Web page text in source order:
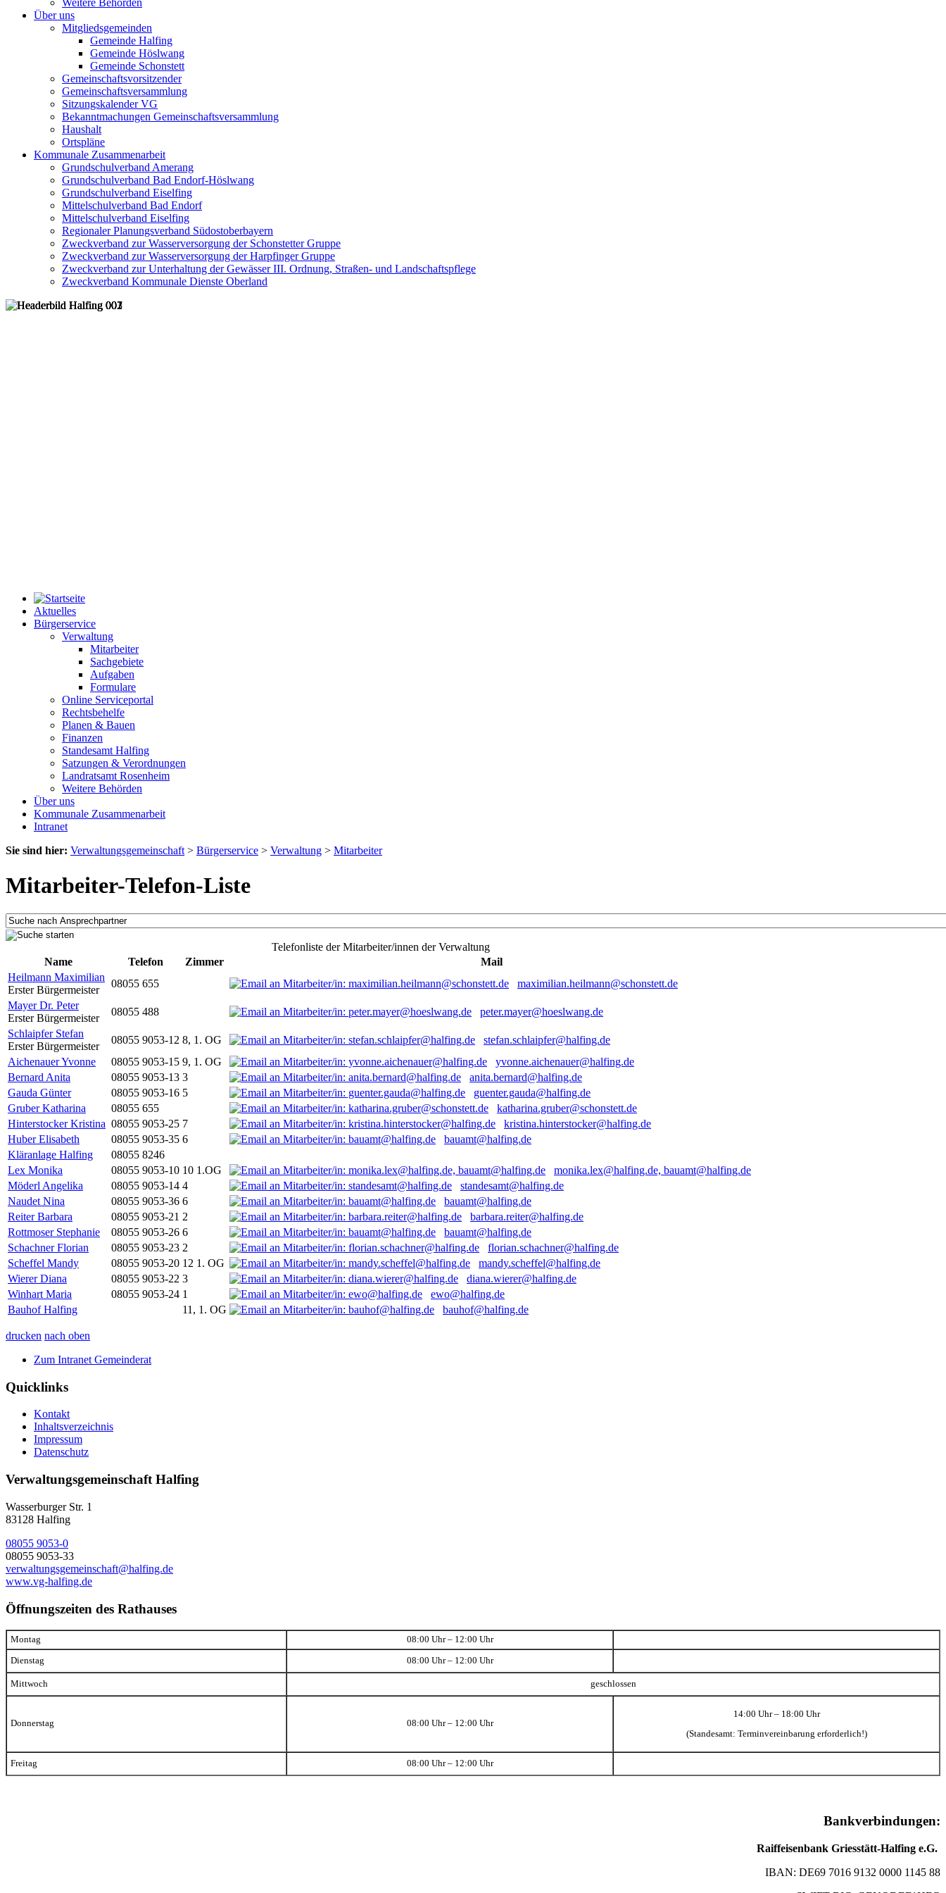
Weitere Behörden
Über uns
Mitgliedsgemeinden
Gemeinde Halfing
Gemeinde Höslwang
Gemeinde Schonstett
Gemeinschaftsvorsitzender
Gemeinschaftsversammlung
Sitzungskalender VG
Bekanntmachungen Gemeinschaftsversammlung
Haushalt
Ortspläne
Kommunale Zusammenarbeit
Grundschulverband Amerang
Grundschulverband Bad Endorf-Höslwang
Grundschulverband Eiselfing
Mittelschulverband Bad Endorf
Mittelschulverband Eiselfing
Regionaler Planungsverband Südostoberbayern
Zweckverband zur Wasserversorgung der Schonstetter Gruppe
Zweckverband zur Wasserversorgung der Harpfinger Gruppe
Zweckverband zur Unterhaltung der Gewässer III. Ordnung, Straßen- und Landschaftspflege
Zweckverband Kommunale Dienste Oberland
Aktuelles
Bürgerservice
Verwaltung
Mitarbeiter
Sachgebiete
Aufgaben
Formulare
Online Serviceportal
Rechtsbehelfe
Planen & Bauen
Finanzen
Standesamt Halfing
Satzungen & Verordnungen
Landratsamt Rosenheim
Weitere Behörden
Über uns
Kommunale Zusammenarbeit
Intranet
Sie sind hier: Verwaltungsgemeinschaft > Bürgerservice > Verwaltung > Mitarbeiter
Mitarbeiter-Telefon-Liste
Telefonliste der Mitarbeiter/innen der Verwaltung
Name
Telefon Zimmer
Mail
Heilmann Maximilian
Erster Bürgermeister
08055 655
maximilian.heilmann@schonstett.de
Mayer Dr. Peter
Erster Bürgermeister
08055 488
peter.mayer@hoeslwang.de
Schlaipfer Stefan
Erster Bürgermeister
08055 9053-12 8, 1. OG
stefan.schlaipfer@halfing.de
Aichenauer Yvonne
08055 9053-15 9, 1. OG
yvonne.aichenauer@halfing.de
Bernard Anita
08055 9053-13 3
anita.bernard@halfing.de
Gauda Günter
08055 9053-16 5
guenter.gauda@halfing.de
Gruber Katharina
08055 655
katharina.gruber@schonstett.de
Hinterstocker Kristina 08055 9053-25 7
kristina.hinterstocker@halfing.de
Huber Elisabeth
08055 9053-35 6
bauamt@halfing.de
Kläranlage Halfing
08055 8246
Lex Monika
08055 9053-10 10 1.OG
monika.lex@halfing.de, bauamt@halfing.de
Möderl Angelika
08055 9053-14 4
standesamt@halfing.de
Naudet Nina
08055 9053-36 6
bauamt@halfing.de
Reiter Barbara
08055 9053-21 2
barbara.reiter@halfing.de
Rottmoser Stephanie
08055 9053-26 6
bauamt@halfing.de
Schachner Florian
08055 9053-23 2
florian.schachner@halfing.de
Scheffel Mandy
08055 9053-20 12 1. OG
mandy.scheffel@halfing.de
Wierer Diana
08055 9053-22 3
diana.wierer@halfing.de
Winhart Maria
08055 9053-24 1
ewo@halfing.de
Bauhof Halfing
11, 1. OG bauhof@halfing.de
drucken nach oben
Zum Intranet Gemeinderat
Quicklinks
Kontakt
Inhaltsverzeichnis
Impressum
Datenschutz
Verwaltungsgemeinschaft Halfing
Wasserburger Str. 1
83128 Halfing
08055 9053-0
08055 9053-33
verwaltungsgemeinschaft@halfing.de
www.vg-halfing.de
Öffnungszeiten des Rathauses
Montag 08:00 Uhr – 12:00 Uhr
Dienstag 08:00 Uhr – 12:00 Uhr
Mittwoch geschlossen
Donnerstag 08:00 Uhr – 12:00 Uhr
14:00 Uhr – 18:00 Uhr
(Standesamt: Terminvereinbarung erforderlich!)
Freitag 08:00 Uhr – 12:00 Uhr
Bankverbindungen:
Raiffeisenbank Griesstätt-Halfing e.G.
IBAN: DE69 7016 9132 0000 1145 88